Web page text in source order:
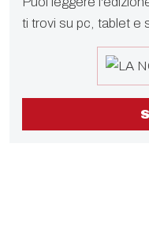
ti trovi su pc, tablet e